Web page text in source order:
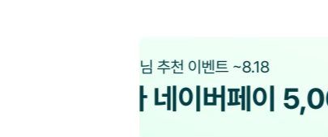
💚 급 여
- 협의 후 결정